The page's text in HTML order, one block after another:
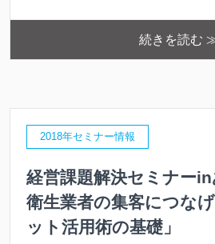
続きを読む
2018年セミナー情報
経営課題解決セミナー
衛生業者の集客につな
ット活用術の基礎」